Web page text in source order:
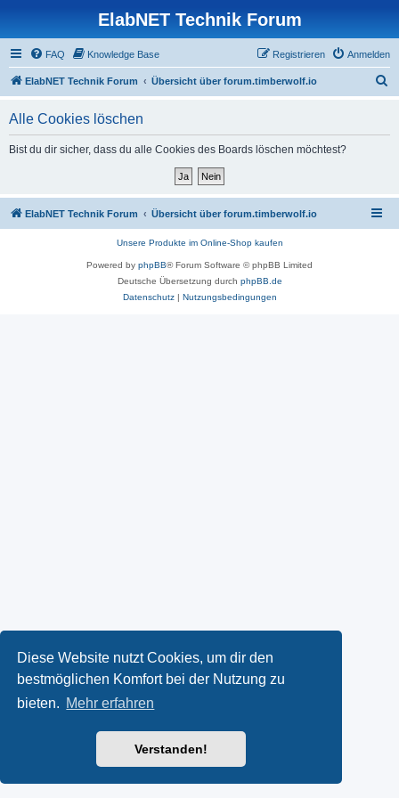
Diese Website nutzt Cookies, um dir den
bestmöglichen Komfort bei der Nutzung zu
bieten. Mehr erfahren
Verstanden!
ElabNET Technik Forum
FAQ Knowledge Base Anmelden
Registrieren
ElabNET Technik Forum Übersicht über forum.timberwolf.io
Alle Cookies löschen
Bist du dir sicher, dass du alle Cookies des Boards löschen möchtest?
ElabNET Technik Forum Übersicht über forum.timberwolf.io
Unsere Produkte im Online-Shop kaufen
Powered by phpBB® Forum Software © phpBB Limited
Deutsche Übersetzung durch phpBB.de
Datenschutz| Nutzungsbedingungen